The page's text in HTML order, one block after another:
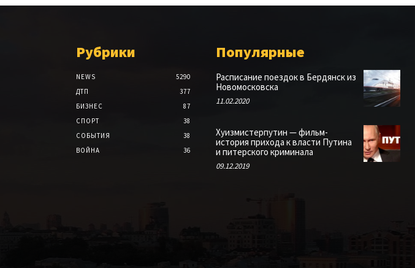
Рубрики
NEWS
5290
ДТП
377
БИЗНЕС
87
СПОРТ
38
СОБЫТИЯ
38
ВОЙНА
36
Популярные
Расписание поездок в Бердянск из
Новомосковска
11.02.2020
Хуизмистерпутин — фильм-
история прихода к власти Путина
и питерского криминала
09.12.2019